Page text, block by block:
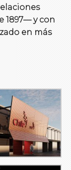
1897— y con
en más